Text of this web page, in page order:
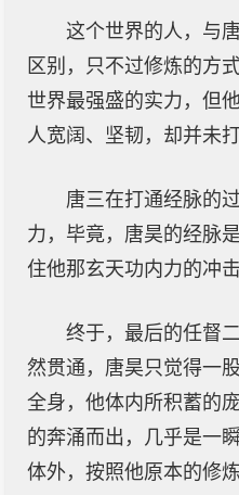
这个世界的人，与
区别，只不过修炼的方
世界最强盛的实力，但
人宽阔、坚韧，却并未打
唐三在打通经脉的
力，毕竟，唐昊的经脉
住他那玄天功内力的冲击
终于，最后的任督
然贯通，唐昊只觉得一
全身，他体内所积蓄的
的奔涌而出，几乎是一
体外，按照他原本的修